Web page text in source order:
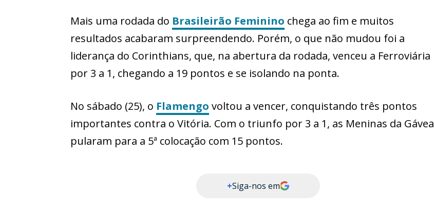
Mais uma rodada do Brasileirão Feminino chega ao fim e muitos
resultados acabaram surpreendendo. Porém, o que não mudou foi a
liderança do Corinthians, que, na abertura da rodada, venceu a Ferroviária
por 3 a 1, chegando a 19 pontos e se isolando na ponta.
No sábado (25), o Flamengo voltou a vencer, conquistando três pontos
importantes contra o Vitória. Com o triunfo por 3 a 1, as Meninas da Gávea
pularam para a 5ª colocação com 15 pontos.
+Siga-nos em